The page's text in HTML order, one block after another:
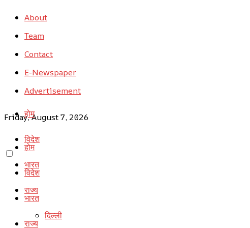
About
Team
Contact
E-Newspaper
Advertisement
Friday, August 7, 2026
होम
विदेश
भारत
राज्य
दिल्ली
होम
विदेश
भारत
राज्य